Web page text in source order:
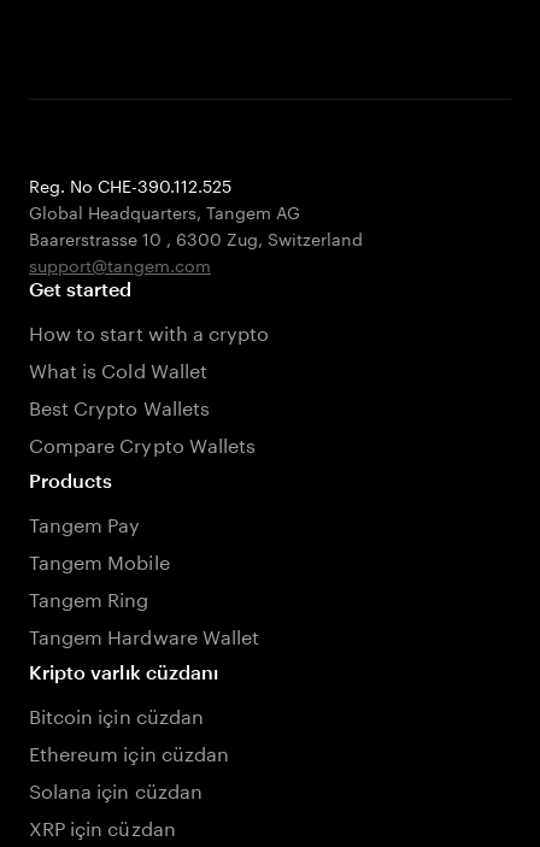
Reg. No CHE-390.112.525
Global Headquarters, Tangem AG
Baarerstrasse 10 , 6300 Zug, Switzerland
support@tangem.com
Get started
How to start with a crypto
What is Cold Wallet
Best Crypto Wallets
Compare Crypto Wallets
Products
Tangem Pay
Tangem Mobile
Tangem Ring
Tangem Hardware Wallet
Kripto varlık cüzdanı
Bitcoin için cüzdan
Ethereum için cüzdan
Solana için cüzdan
XRP için cüzdan